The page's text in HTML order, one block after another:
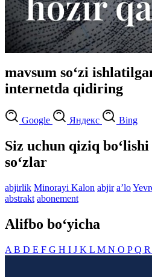
mavsum so‘zi
internetda qidiring
Google Яндекс Bing
Siz uchun qiziq
so‘zlar
abjirlik Minorayi Kalon abjir aʼlo
abstrakt abonement
Alifbo bo‘yicha
A B D E F G H I J K L M N O PQ R